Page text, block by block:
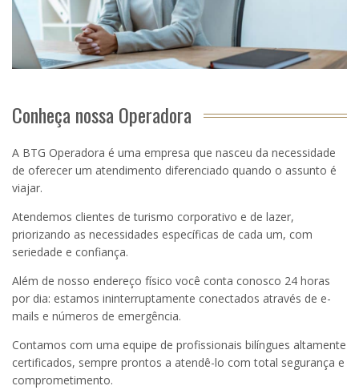
Conheça nossa Operadora
A BTG Operadora é uma empresa que nasceu da necessidade
de oferecer um atendimento diferenciado quando o assunto é
viajar.
Atendemos clientes de turismo corporativo e de lazer,
priorizando as necessidades específicas de cada um, com
seriedade e confiança.
Além de nosso endereço físico você conta conosco 24 horas
por dia: estamos ininterruptamente conectados através de e-
mails e números de emergência.
Contamos com uma equipe de profissionais bilíngues altamente
certificados, sempre prontos a atendê-lo com total segurança e
comprometimento.